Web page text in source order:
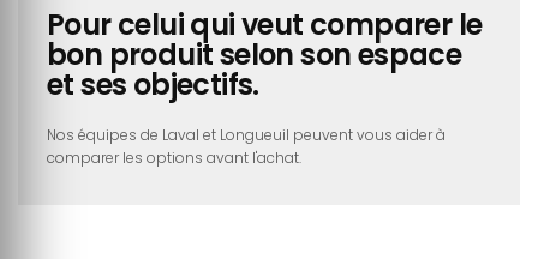
Pour celui qui veut comparer le
bon produit selon son espace
et ses objectifs.
Nos équipes de Laval et Longueuil peuvent vous aider à
comparer les options avant l'achat.